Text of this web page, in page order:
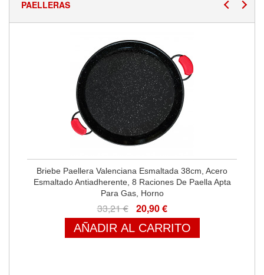
PAELLERAS
Briebe Paellera Valenciana Esmaltada 38cm, Acero
Esmaltado Antiadherente, 8 Raciones De Paella Apta
Para Gas, Horno
33,21 € 20,90 €
AÑADIR AL CARRITO